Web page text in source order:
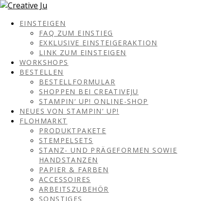
EINSTEIGEN
FAQ ZUM EINSTIEG
EXKLUSIVE EINSTEIGERAKTION
LINK ZUM EINSTEIGEN
WORKSHOPS
BESTELLEN
BESTELLFORMULAR
SHOPPEN BEI CREATIVEJU
STAMPIN‘ UP! ONLINE-SHOP
NEUES VON STAMPIN‘ UP!
FLOHMARKT
PRODUKTPAKETE
STEMPELSETS
STANZ- UND PRÄGEFORMEN SOWIE
HANDSTANZEN
PAPIER & FARBEN
ACCESSOIRES
ARBEITSZUBEHÖR
SONSTIGES